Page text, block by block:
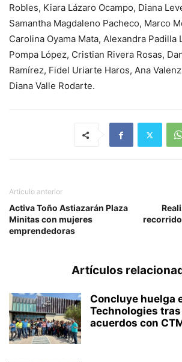
Robles, Kiara Lázaro Ocampo, Diana
Samantha Magdaleno Pacheco, Marco
Carolina Oyama Mata, Alexandra Padilla
Pompa López, Cristian Rivera Rosas,
Ramírez, Fidel Uriarte Haros, Ana
Diana Valle Rodarte.
Artículo anterior
Activa Toño Astiazarán Plaza
Minitas con mujeres
emprendedoras
Artículos
Concluye huelga
Technologies
acuerdos con